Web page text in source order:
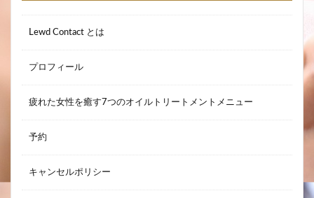
Lewd Contact とは
プロフィール
疲れた女性を癒す7つのオイルトリートメントメニュー
予約
キャンセルポリシー